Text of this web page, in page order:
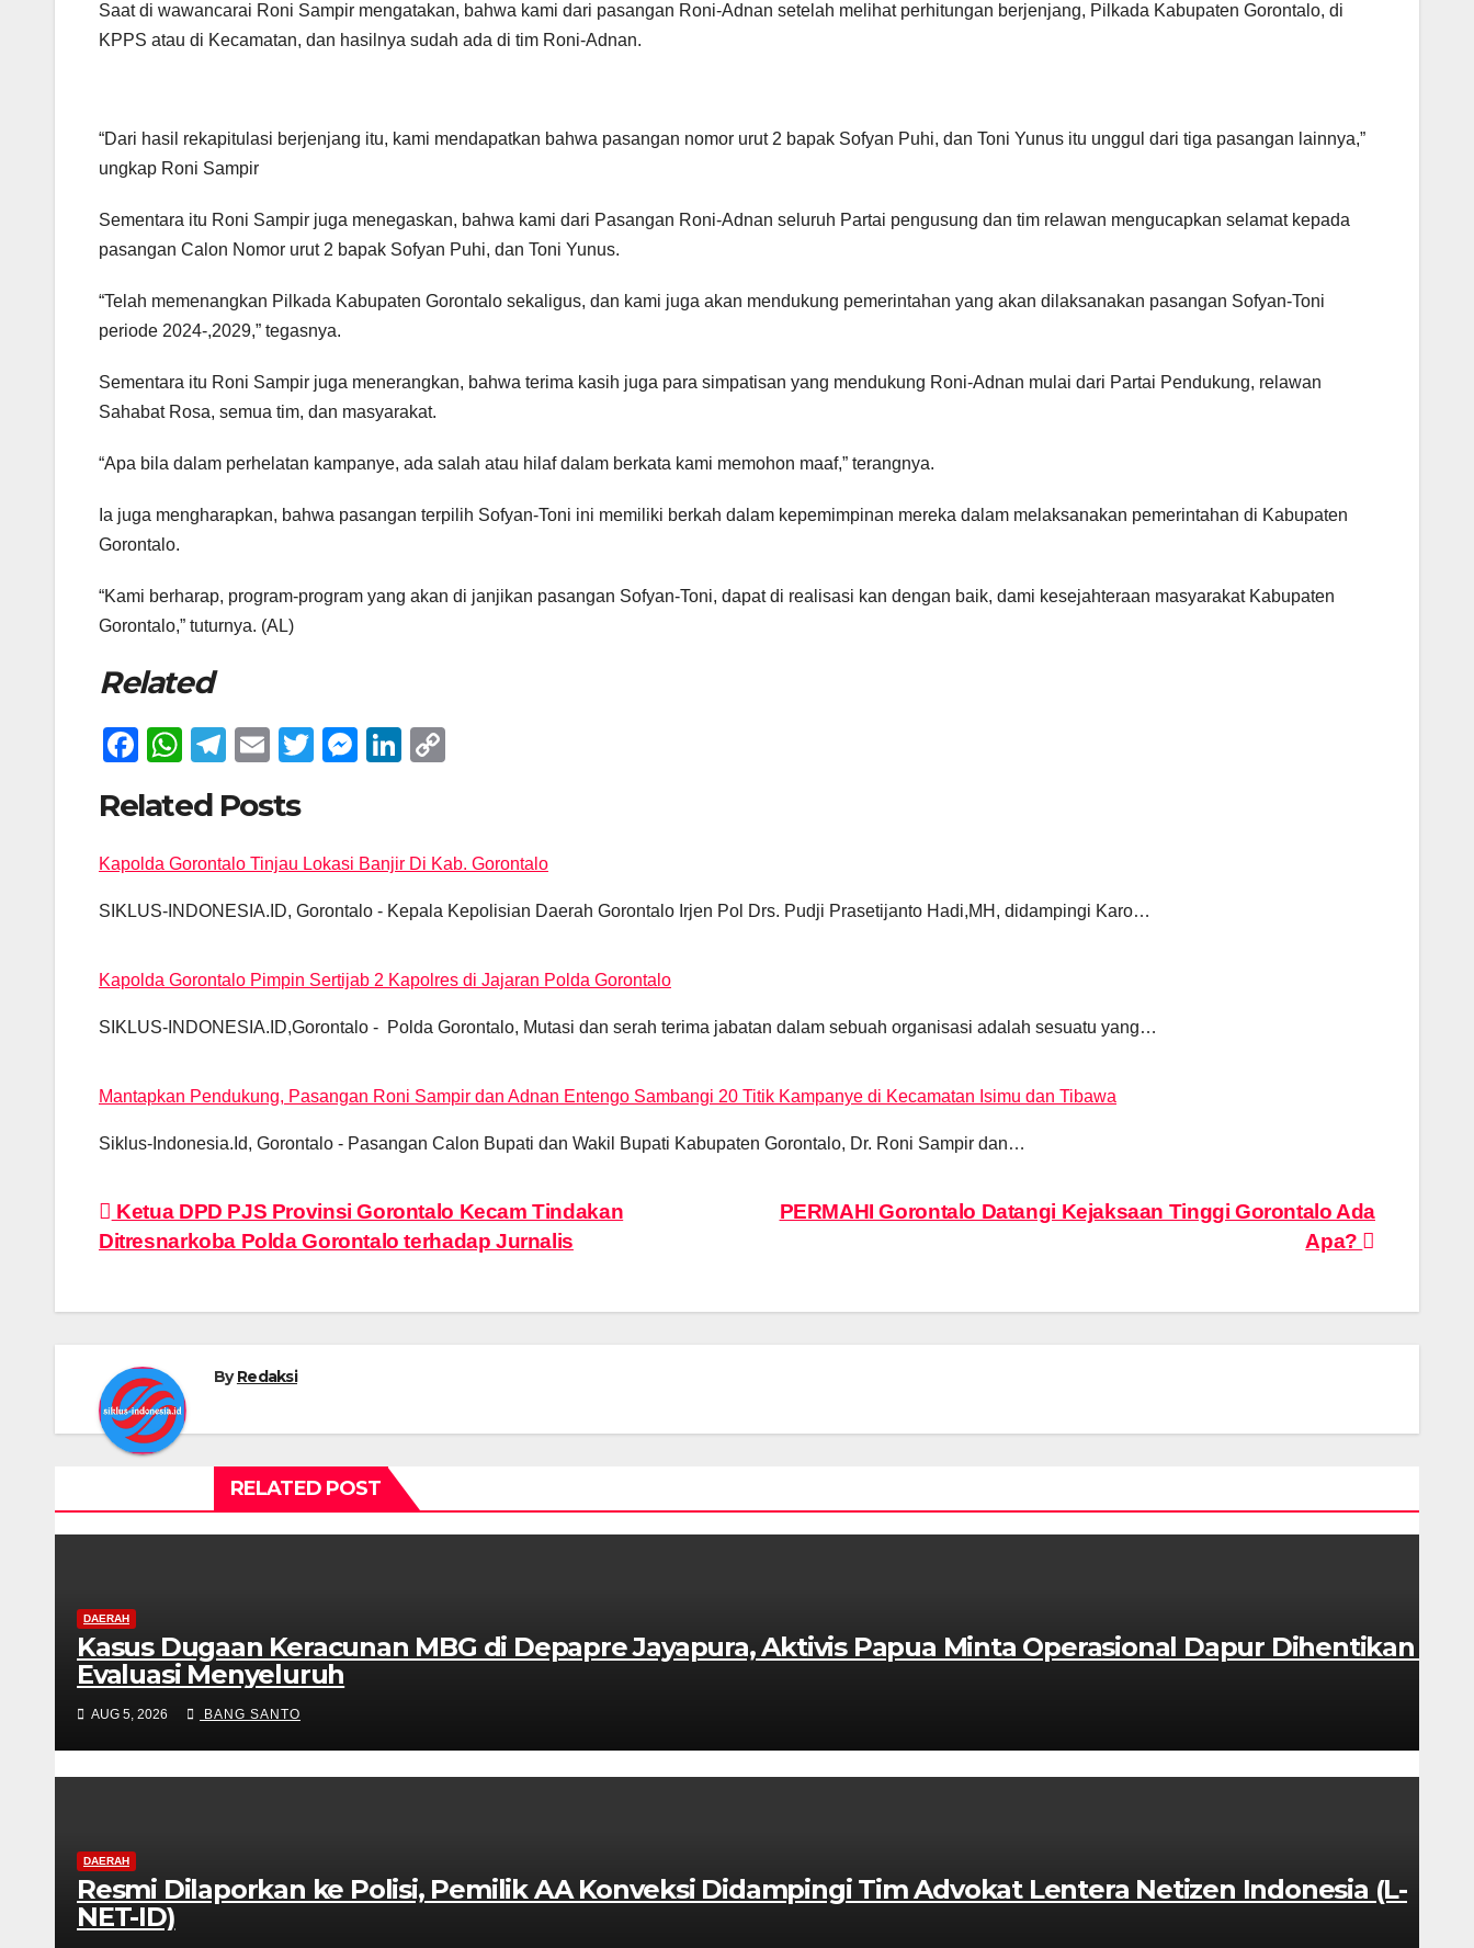
Saat di wawancarai Roni Sampir mengatakan, bahwa kami dari pasangan Roni-Adnan setelah melihat perhitungan berjenjang, Pilkada Kabupaten Gorontalo, di
KPPS atau di Kecamatan, dan hasilnya sudah ada di tim Roni-Adnan.
“Dari hasil rekapitulasi berjenjang itu, kami mendapatkan bahwa pasangan nomor urut 2 bapak Sofyan Puhi, dan Toni Yunus itu unggul dari tiga pasangan lainnya,”
ungkap Roni Sampir
Sementara itu Roni Sampir juga menegaskan, bahwa kami dari Pasangan Roni-Adnan seluruh Partai pengusung dan tim relawan mengucapkan selamat kepada
pasangan Calon Nomor urut 2 bapak Sofyan Puhi, dan Toni Yunus.
“Telah memenangkan Pilkada Kabupaten Gorontalo sekaligus, dan kami juga akan mendukung pemerintahan yang akan dilaksanakan pasangan Sofyan-Toni
periode 2024-,2029,” tegasnya.
Sementara itu Roni Sampir juga menerangkan, bahwa terima kasih juga para simpatisan yang mendukung Roni-Adnan mulai dari Partai Pendukung, relawan
Sahabat Rosa, semua tim, dan masyarakat.
“Apa bila dalam perhelatan kampanye, ada salah atau hilaf dalam berkata kami memohon maaf,” terangnya.
Ia juga mengharapkan, bahwa pasangan terpilih Sofyan-Toni ini memiliki berkah dalam kepemimpinan mereka dalam melaksanakan pemerintahan di Kabupaten
Gorontalo.
“Kami berharap, program-program yang akan di janjikan pasangan Sofyan-Toni, dapat di realisasi kan dengan baik, dami kesejahteraan masyarakat Kabupaten
Gorontalo,” tuturnya. (AL)
Related
F
c
e
b
o
k
W
at
s
A
p
T
e
gr
a
m
E
ail
T
er
M
e
n
g
Li
e
dI
n
y
Li
n
Related Posts
Kapolda Gorontalo Tinjau Lokasi Banjir Di Kab. Gorontalo
SIKLUS-INDONESIA.ID, Gorontalo - Kepala Kepolisian Daerah Gorontalo Irjen Pol Drs. Pudji Prasetijanto Hadi,MH, didampingi Karo…
Kapolda Gorontalo Pimpin Sertijab 2 Kapolres di Jajaran Polda Gorontalo
SIKLUS-INDONESIA.ID,Gorontalo - Polda Gorontalo, Mutasi dan serah terima jabatan dalam sebuah organisasi adalah sesuatu yang…
Mantapkan Pendukung, Pasangan Roni Sampir dan Adnan Entengo Sambangi 20 Titik Kampanye di Kecamatan Isimu dan Tibawa
Siklus-Indonesia.Id, Gorontalo - Pasangan Calon Bupati dan Wakil Bupati Kabupaten Gorontalo, Dr. Roni Sampir dan…
Post
navigation
PERMAHI Gorontalo Datangi Kejaksaan Tinggi Gorontalo Ada
Apa?
Ketua DPD PJS Provinsi Gorontalo Kecam Tindakan
Ditresnarkoba Polda Gorontalo terhadap Jurnalis
ByRedaksi
RELATED POST
DAERAH
Kasus Dugaan Keracunan MBG di Depapre Jayapura, Aktivis Papua Minta Operasional Dapur Dihentikan &
Evaluasi Menyeluruh
AUG 5, 2026 BANG SANTO
DAERAH
Resmi Dilaporkan ke Polisi, Pemilik AA Konveksi Didampingi Tim Advokat Lentera Netizen Indonesia (L-
NET-ID)